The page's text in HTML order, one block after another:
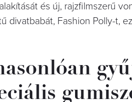
és új, rajzfilmszerű
divatbabát, Fashion Polly-t,